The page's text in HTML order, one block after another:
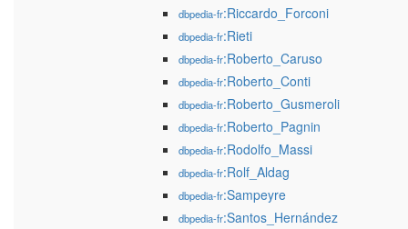
dbpedia-fr:Riccardo_Forconi
dbpedia-fr:Rieti
dbpedia-fr:Roberto_Caruso
dbpedia-fr:Roberto_Conti
dbpedia-fr:Roberto_Gusmeroli
dbpedia-fr:Roberto_Pagnin
dbpedia-fr:Rodolfo_Massi
dbpedia-fr:Rolf_Aldag
dbpedia-fr:Sampeyre
dbpedia-fr:Santos_Hernández